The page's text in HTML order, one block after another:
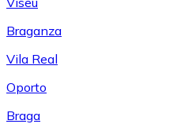
Braganza
Vila Real
Oporto
Braga